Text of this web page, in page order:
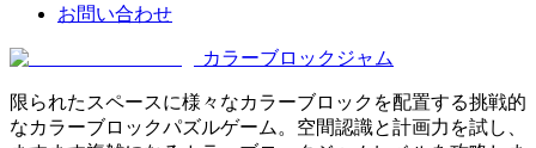
お問い合わせ
カラーブロックジャム
限られたスペースに様々なカラーブロックを配置する挑戦的
なカラーブロックパズルゲーム。空間認識と計画力を試し、